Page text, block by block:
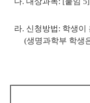
라. 신청방법: 학생이
(생명과학부 학생은